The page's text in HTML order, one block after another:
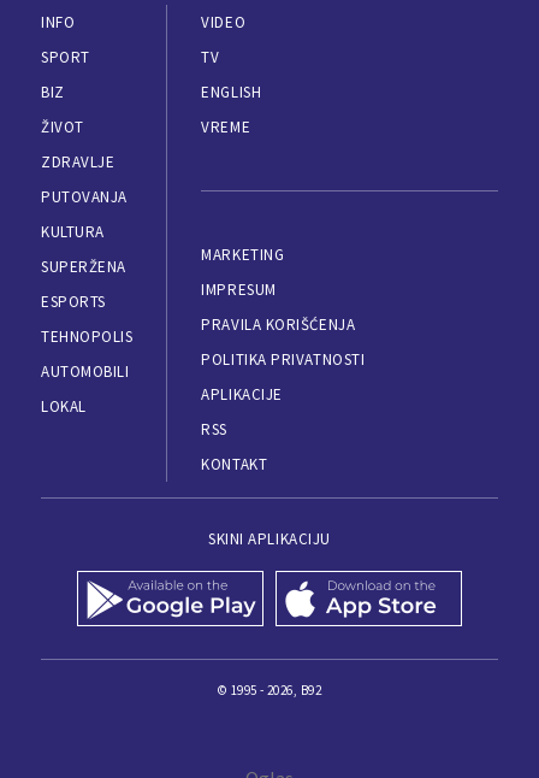
INFO
SPORT
BIZ
ŽIVOT
ZDRAVLJE
PUTOVANJA
KULTURA
SUPERŽENA
ESPORTS
TEHNOPOLIS
AUTOMOBILI
LOKAL
VIDEO
TV
ENGLISH
VREME
MARKETING
IMPRESUM
PRAVILA KORIŠĆENJA
POLITIKA PRIVATNOSTI
APLIKACIJE
RSS
KONTAKT
SKINI APLIKACIJU
© 1995 - 2026, B92